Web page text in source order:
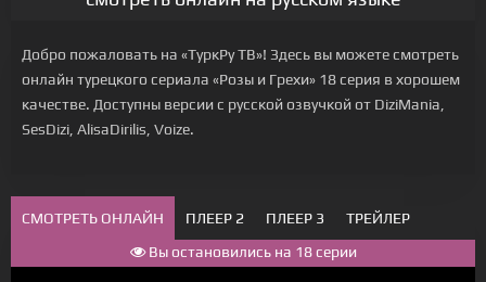
Добро пожаловать на «ТуркРу ТВ»! Здесь вы можете смотреть
онлайн турецкого сериала «Розы и Грехи» 18 серия в хорошем
качестве. Доступны версии с русской озвучкой от DiziMania,
SesDizi, AlisaDirilis, Voize.
СМОТРЕТЬ ОНЛАЙН ПЛЕЕР 2 ПЛЕЕР 3
ТРЕЙЛЕР
Вы остановились на 18 серии